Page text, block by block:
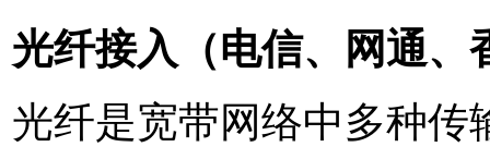
光纤接入（电信、网通、
光纤是宽带网络中多种传